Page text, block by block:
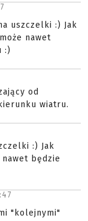
uszczelki :) Jak
nawet
:)
od
wiatru.
:) Jak
będzie
"kolejnymi"